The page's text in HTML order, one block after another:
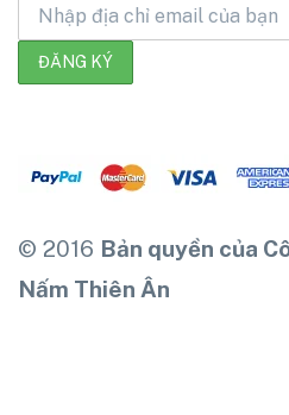
© 2016 Bản quyền của
Nấm Thiên Ân